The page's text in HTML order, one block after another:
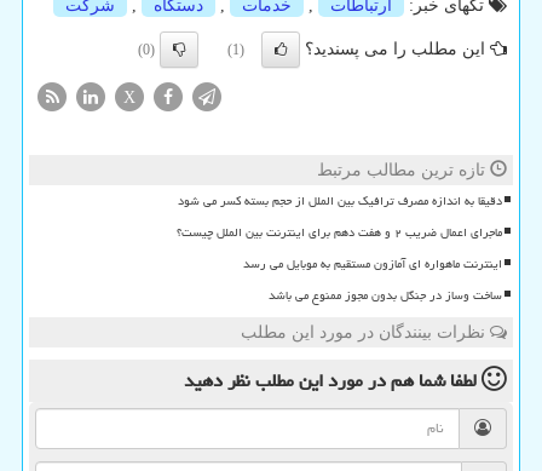
تگهای خبر: ارتباطات خدمات دستگاه شركت
این مطلب را می پسندید؟ (1)
(0)
X
تازه ترین مطالب مرتبط
دقیقا به اندازه مصرف ترافیک بین الملل از حجم بسته کسر می شود
ماجرای اعمال ضریب ۲ و هفت دهم برای اینترنت بین الملل چیست؟
اینترنت ماهواره ای آمازون مستقیم به موبایل می رسد
ساخت وساز در جنگل بدون مجوز ممنوع می باشد
نظرات بینندگان در مورد این مطلب
لطفا شما همدر مورد این مطلبنظر دهید